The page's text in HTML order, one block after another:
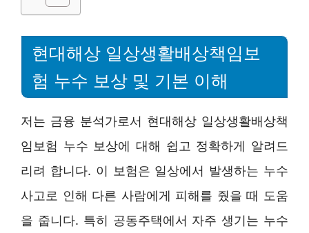
현대해상 일상생활배상책임보
험 누수 보상 및 기본 이해
저는 금융 분석가로서 현대해상 일상생활배상책
임보험 누수 보상에 대해 쉽고 정확하게 알려드
리려 합니다. 이 보험은 일상에서 발생하는 누수
사고로 인해 다른 사람에게 피해를 줬을 때 도움
을 줍니다. 특히 공동주택에서 자주 생기는 누수